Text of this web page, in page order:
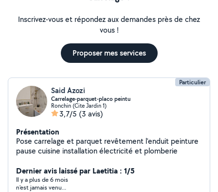
Inscrivez-vous et répondez aux demandes près de chez
vous !
Proposer mes services
Particulier
Said Azozi
Carrelage-parquet-placo peintu
Ronchin (Cite Jardin 1)
3,7/5 (3 avis)
Présentation
Pose carrelage et parquet revêtement l'enduit peinture
pause cuisine installation électricité et plomberie
Dernier avis laissé par Laetitia : 1/5
Il y a plus de 6 mois
n'est jamais venu...